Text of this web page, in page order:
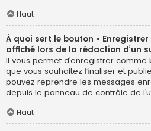
Haut
À quoi sert le bouton «
affiché lors de la rédaction d’un
Il vous permet d’enregistrer
que vous souhaitez finaliser et
pouvez reprendre les messages
depuis le panneau de contrôle de
Haut